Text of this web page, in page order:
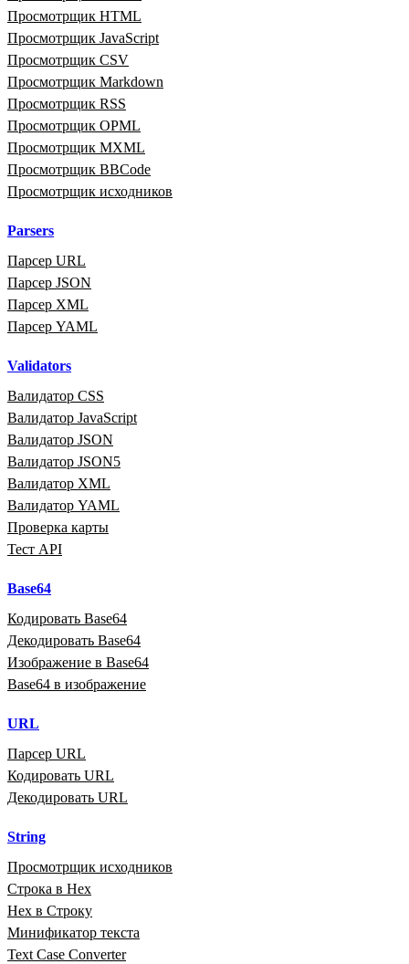
Просмотрщик HTML
Просмотрщик JavaScript
Просмотрщик CSV
Просмотрщик Markdown
Просмотрщик RSS
Просмотрщик OPML
Просмотрщик MXML
Просмотрщик BBCode
Просмотрщик исходников
Parsers
Парсер URL
Парсер JSON
Парсер XML
Парсер YAML
Validators
Валидатор CSS
Валидатор JavaScript
Валидатор JSON
Валидатор JSON5
Валидатор XML
Валидатор YAML
Проверка карты
Тест API
Base64
Кодировать Base64
Декодировать Base64
Изображение в Base64
Base64 в изображение
URL
Парсер URL
Кодировать URL
Декодировать URL
String
Просмотрщик исходников
Строка в Hex
Hex в Строку
Минификатор текста
Text Case Converter